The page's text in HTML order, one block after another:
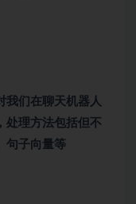
我们在聊天机器人
处理方法包括但不
句子向量等